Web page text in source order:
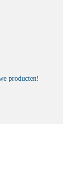
producten!